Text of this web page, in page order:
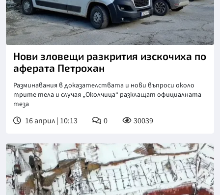
Снимка: БТА
Нови зловещи разкрития изскочиха по
аферата Петрохан
Разминавания в доказателствата и нови въпроси около
трите тела и случая „Околчица“ разклащат официалната
теза
16 април | 10:13 0 30039